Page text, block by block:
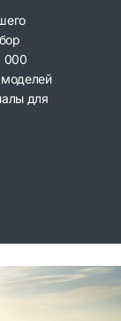
000
моделей
для